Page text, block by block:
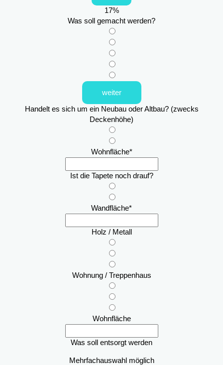
17%
Was soll gemacht werden?
weiter
Handelt es sich um ein Neubau oder Altbau? (zwecks
Deckenhöhe)
Wohnfläche*
Ist die Tapete noch drauf?
Wandfläche*
Holz / Metall
Wohnung / Treppenhaus
Wohnfläche
Was soll entsorgt werden
Mehrfachauswahl möglich